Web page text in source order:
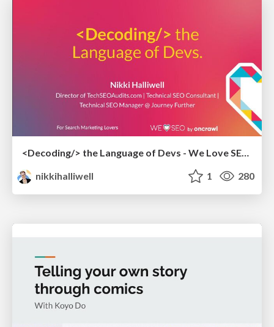
<Decoding/> the Language of Devs - We Love SEO 2024
nikkihalliwell
1 280